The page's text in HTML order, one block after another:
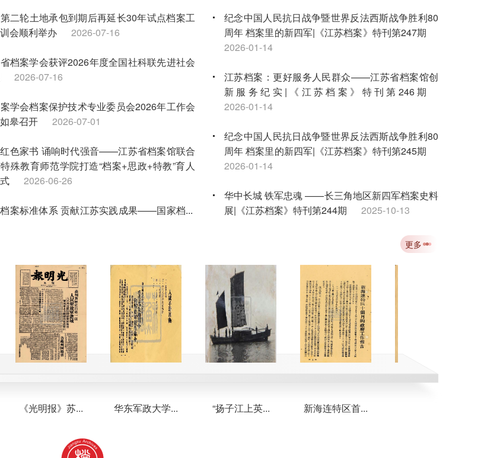
二轮土地承包到期后再延长30年试点档案工
会顺利举办
2026-07-16
档案学会获评2026年度全国社科联先进社会
2026-07-16
学会档案保护技术专业委员会2026年工作会
皋召开
2026-07-01
色家书 诵响时代强音——江苏省档案馆联合
殊教育师范学院打造“档案+思政+特教”育人
2026-06-26
案标准体系 贡献江苏实践成果——国家档案
...
档案馆2026年度国家档案局科技立项数全国
2026-06-17
档案中心召开“人工智能赋能企业档案应
题研讨会
2026-06-15
纪念中国人民抗日战争暨世界反法西斯战争胜利80
周年 档案里的新四军|《江苏档案》特刊第247期
2026-01-14
江苏档案：更好服务人民群众——江苏省档案馆创
新服务纪实|《江苏档案》特刊第246期
2026-01-14
纪念中国人民抗日战争暨世界反法西斯战争胜利80
周年 档案里的新四军|《江苏档案》特刊第245期
2026-01-14
华中长城 铁军忠魂 ——长三角地区新四军档案史料
展|《江苏档案》特刊第244期
2025-10-13
吴觉历史自述：淮阴抗战先驱的赤胆忠魂|《江苏档
飞向延安：八路军第一架飞机从这里起飞|《江苏档
案》特刊第242期
2025-10-13
纪念中国人民抗日战争暨世界反法西斯战争胜利80
周年|《江苏档案》特刊第241期
更多
《光明报》苏... 华东军政大学... “扬子江上英... 新海连特区首...